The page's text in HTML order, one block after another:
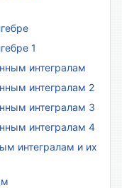
1
интегралам
интегралам 2
интегралам 3
интегралам 4
интегралам и их